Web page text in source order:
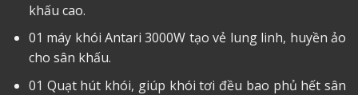
khấu cao.
01 máy khói Antari 3000W tạo vẻ lung linh, huyền ảo
cho sân khấu.
01 Quạt hút khói, giúp khói tơi đều bao phủ hết sân